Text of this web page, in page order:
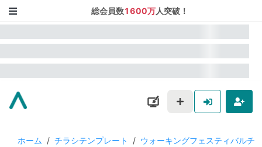
総会員数1600万人突破！
ホーム / チラシテンプレート / ウォーキングフェスティバルチ